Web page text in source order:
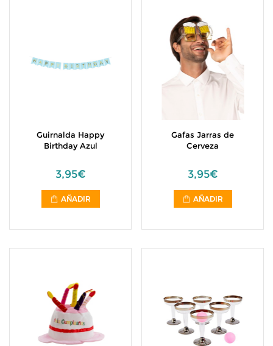
Guirnalda Happy
Birthday Azul
3,95€
AÑADIR
Gafas Jarras de
Cerveza
3,95€
AÑADIR